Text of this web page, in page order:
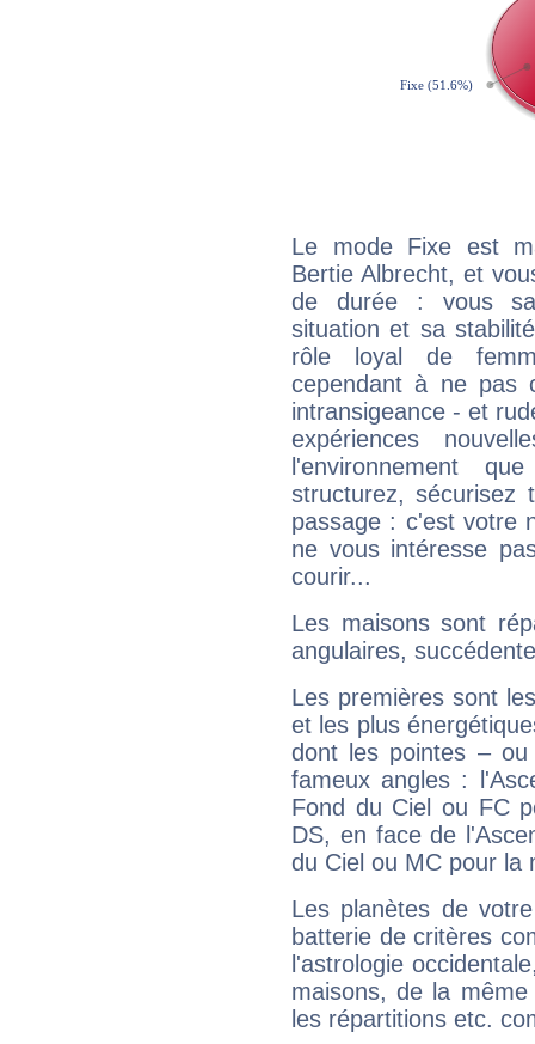
Le mode Fixe est
Bertie Albrecht, et
de durée : vous
situation et sa
rôle loyal de
cependant à ne pas
intransigeance - et
expériences
l'environnement
structurez, sécurisez
passage : c'est votre
ne vous intéresse
courir...
Les maisons sont
angulaires,
Les premières sont
et les plus
dont les pointes –
fameux angles :
Fond du Ciel ou FC
DS, en face de
du Ciel ou MC pour la
Les planètes de
batterie de critères
l'astrologie
maisons, de la
les répartitions etc.